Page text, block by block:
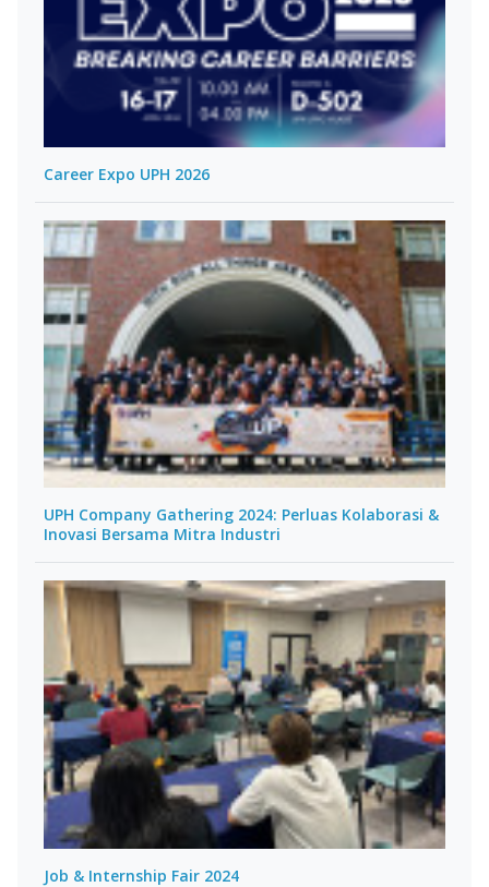
Career Expo UPH 2026
UPH Company Gathering 2024: Perluas Kolaborasi &
Inovasi Bersama Mitra Industri
Job & Internship Fair 2024